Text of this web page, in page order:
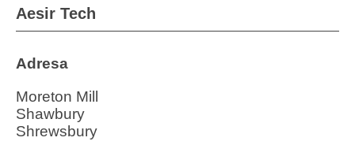
Aesir Tech
Adresa
Moreton Mill
Shawbury
Shrewsbury